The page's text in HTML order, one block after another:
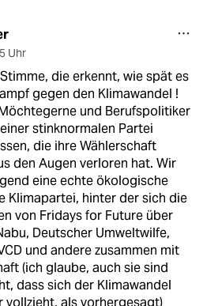
Uhr
die erkennt, wie spät es
gegen den Klimawandel !
und Berufspolitiker
stinknormalen Partei
die ihre Wählerschaft
den Augen verloren hat. Wir
eine echte ökologische
Klimapartei, hinter der sich die
von Fridays for Future über
Deutscher Umweltwilfe,
und andere zusammen mit
(ich glaube, auch sie sind
dass sich der Klimawandel
vollzieht, als vorhergesagt)